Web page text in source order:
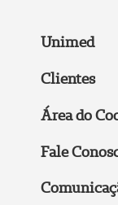
Unimed
Clientes
Área do
Fale